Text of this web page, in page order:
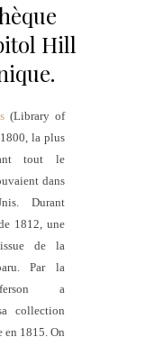
Hill
(Library of
la plus
tout le
dans
Durant
1812, une
de la
Par la
a
collection
1815. On